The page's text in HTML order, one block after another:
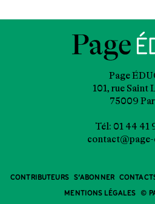
Page
101, rue Saint
75009
Tél: 01 44 41
CONTRIBUTEURS S’ABONNER
MENTIONS LÉGALES
©